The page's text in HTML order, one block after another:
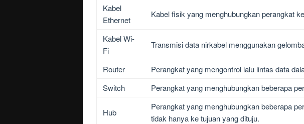
Kabel
Ethernet
Kabel fisik yang menghubungkan perangkat
Kabel Wi-
Fi
Transmisi data nirkabel menggunakan
Router
Perangkat yang mengontrol lalu lintas data
Switch
Perangkat yang menghubungkan beberapa
Hub
Perangkat yang menghubungkan beberapa
tidak hanya ke tujuan yang dituju.